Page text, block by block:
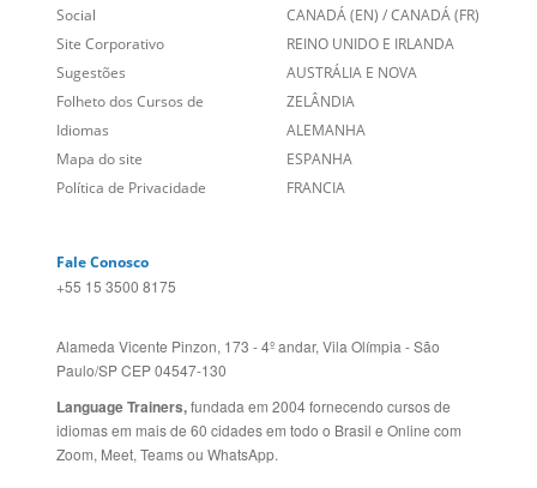
Empregos
Blog
Social
Site Corporativo
Sugestões
Folheto dos Cursos de
Idiomas
ESTADOS UNIDOS (EN)/
ESTADOS UNIDOS (ES)
CANADÁ (EN) /CANADÁ (FR)
REINO UNIDO E IRLANDA
AUSTRÁLIA E NOVA
ZELÂNDIA
ALEMANHA
+55 15 3500 8175
Alameda Vicente Pinzon, 173 - 4º andar, Vila Olímpia - São
Paulo/SP CEP 04547-130
Language Trainers,fundada em 2004 fornecendo cursos de